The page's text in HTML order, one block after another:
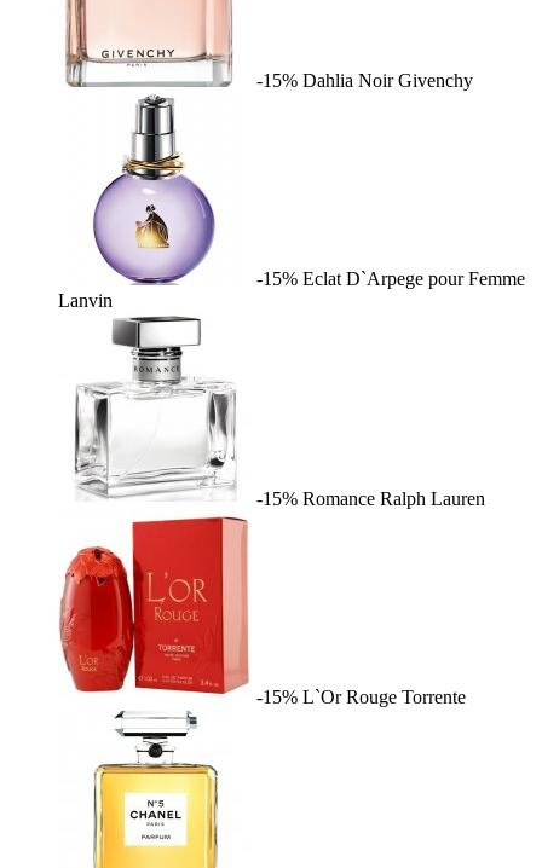
-15% Dahlia Noir Givenchy
-15% Eclat D`Arpege pour Femme
Lanvin
-15% Romance Ralph Lauren
-15% L`Or Rouge Torrente